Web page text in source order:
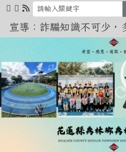
跳至主內容區
花蓮縣立秀林國小
宣導：詐騙知識不可少，